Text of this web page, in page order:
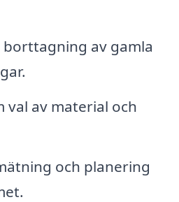
av gamla
val av material och
och planering